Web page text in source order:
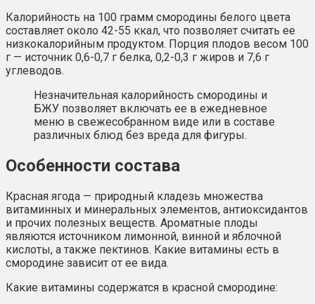
Калорийность на 100 грамм смородины белого цвета
составляет около 42-55 ккал, что позволяет считать ее
низкокалорийным продуктом. Порция плодов весом 100
г — источник 0,6-0,7 г белка, 0,2-0,3 г жиров и 7,6 г
углеводов.
Незначительная калорийность смородины и
БЖУ позволяет включать ее в ежедневное
меню в свежесобранном виде или в составе
различных блюд без вреда для фигуры.
Особенности состава
Красная ягода — природный кладезь множества
витаминных и минеральных элементов, антиоксидантов
и прочих полезных веществ. Ароматные плоды
являются источником лимонной, винной и яблочной
кислоты, а также пектинов. Какие витамины есть в
смородине зависит от ее вида.
Какие витамины содержатся в красной смородине: